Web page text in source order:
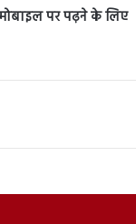
मोबाइल पर पढ़ने के लिए